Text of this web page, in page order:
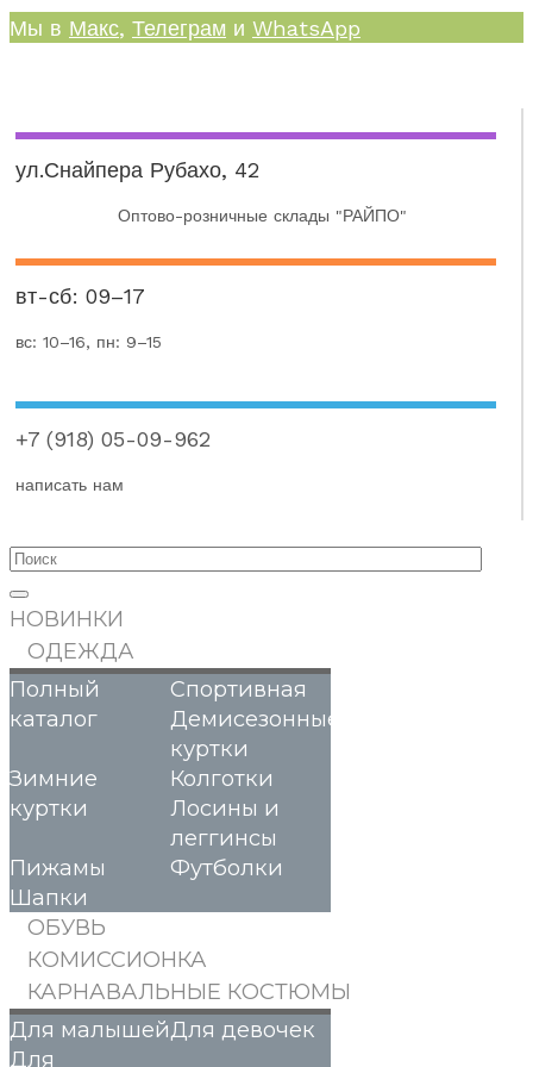
Мы в Макс, Телеграм и WhatsApp
ул.Снайпера Рубахо, 42
Оптово-розничные склады "РАЙПО"
вт-сб: 09–17
вс: 10–16, пн: 9–15
+7 (918) 05-09-962
написать нам
НОВИНКИ
ОДЕЖДА
Полный
каталог
Спортивная
Демисезонные
куртки
Зимние
куртки
Колготки
Лосины и
леггинсы
Пижамы
Футболки
Шапки
ОБУВЬ
КОМИССИОНКА
КАРНАВАЛЬНЫЕ КОСТЮМЫ
Для малышейДля девочек
Для